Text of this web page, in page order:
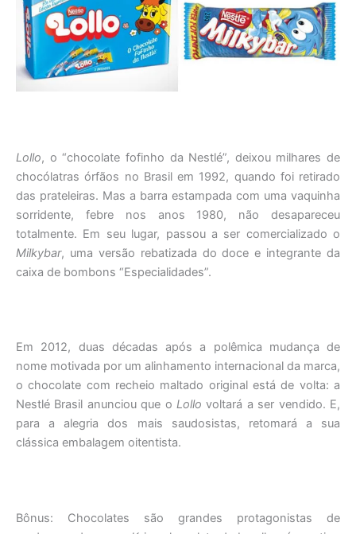
Lollo, o “chocolate fofinho da Nestlé”, deixou milhares de
chocólatras órfãos no Brasil em 1992, quando foi retirado
das prateleiras. Mas a barra estampada com uma vaquinha
sorridente, febre nos anos 1980, não desapareceu
totalmente. Em seu lugar, passou a ser comercializado o
Milkybar, uma versão rebatizada do doce e integrante da
caixa de bombons “Especialidades”.
Em 2012, duas décadas após a polêmica mudança de
nome motivada por um alinhamento internacional da marca,
o chocolate com recheio maltado original está de volta: a
Nestlé Brasil anunciou que o Lollo voltará a ser vendido. E,
para a alegria dos mais saudosistas, retomará a sua
clássica embalagem oitentista.
Bônus: Chocolates são grandes protagonistas de